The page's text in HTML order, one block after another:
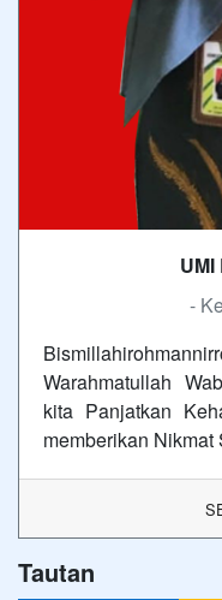
UMI
-
Warahmatullah
kita Panjatkan
memberikan
Tautan